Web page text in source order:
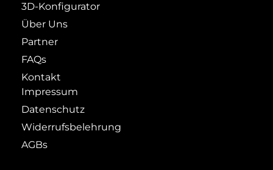
3D-Konfigurator
Über Uns
Partner
FAQs
Kontakt
Impressum
Datenschutz
Widerrufsbelehrung
AGBs